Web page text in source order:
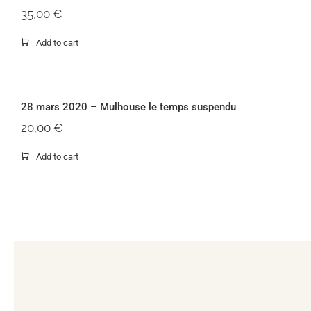
35,00 €
Add to cart
28 mars 2020 – Mulhouse le temps suspendu
20,00 €
Add to cart